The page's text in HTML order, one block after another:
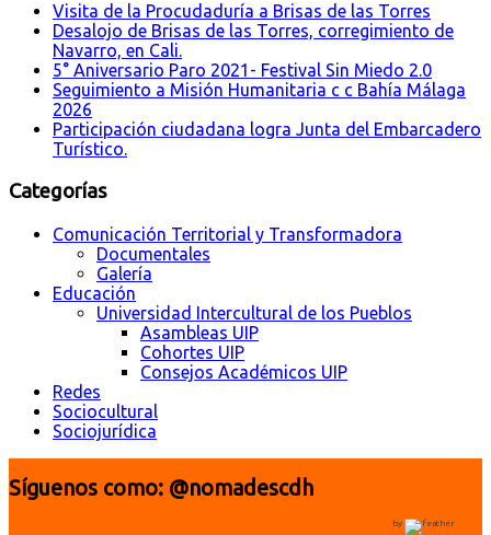
Visita de la Procudaduría a Brisas de las Torres
Desalojo de Brisas de las Torres, corregimiento de
Navarro, en Cali.
5° Aniversario Paro 2021- Festival Sin Miedo 2.0
Seguimiento a Misión Humanitaria c c Bahía Málaga
2026
Participación ciudadana logra Junta del Embarcadero
Turístico.
Categorías
Comunicación Territorial y Transformadora
Documentales
Galería
Educación
Universidad Intercultural de los Pueblos
Asambleas UIP
Cohortes UIP
Consejos Académicos UIP
Redes
Sociocultural
Sociojurídica
Síguenos como: @nomadescdh
by